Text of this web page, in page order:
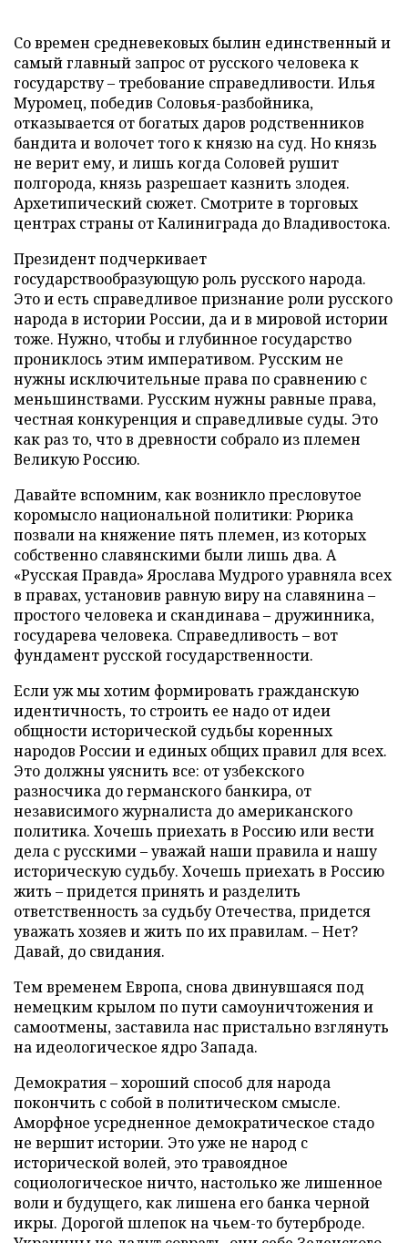
Со времен средневековых былин единственный и
самый главный запрос от русского человека к
государству – требование справедливости. Илья
Муромец, победив Соловья-разбойника,
отказывается от богатых даров родственников
бандита и волочет того к князю на суд. Но князь
не верит ему, и лишь когда Соловей рушит
полгорода, князь разрешает казнить злодея.
Архетипический сюжет. Смотрите в торговых
центрах страны от Калиниграда до Владивостока.
Президент подчеркивает
государствообразующую роль русского народа.
Это и есть справедливое признание роли русского
народа в истории России, да и в мировой истории
тоже. Нужно, чтобы и глубинное государство
прониклось этим императивом. Русским не
нужны исключительные права по сравнению с
меньшинствами. Русским нужны равные права,
честная конкуренция и справедливые суды. Это
как раз то, что в древности собрало из племен
Великую Россию.
Давайте вспомним, как возникло пресловутое
коромысло национальной политики: Рюрика
позвали на княжение пять племен, из которых
собственно славянскими были лишь два. А
«Русская Правда» Ярослава Мудрого уравняла всех
в правах, установив равную виру на славянина –
простого человека и скандинава – дружинника,
государева человека. Справедливость – вот
фундамент русской государственности.
Если уж мы хотим формировать гражданскую
идентичность, то строить ее надо от идеи
общности исторической судьбы коренных
народов России и единых общих правил для всех.
Это должны уяснить все: от узбекского
разносчика до германского банкира, от
независимого журналиста до американского
политика. Хочешь приехать в Россию или вести
дела с русскими – уважай наши правила и нашу
историческую судьбу. Хочешь приехать в Россию
жить – придется принять и разделить
ответственность за судьбу Отечества, придется
уважать хозяев и жить по их правилам. – Нет?
Давай, до свидания.
Тем временем Европа, снова двинувшаяся под
немецким крылом по пути самоуничтожения и
самоотмены, заставила нас пристально взглянуть
на идеологическое ядро Запада.
Демократия – хороший способ для народа
покончить с собой в политическом смысле.
Аморфное усредненное демократическое стадо
не вершит истории. Это уже не народ с
исторической волей, это травоядное
социологическое ничто, настолько же лишенное
воли и будущего, как лишена его банка черной
икры. Дорогой шлепок на чьем-то бутерброде.